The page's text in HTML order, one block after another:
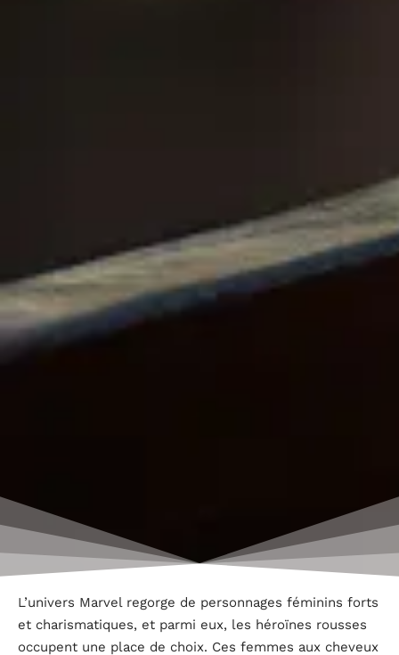
L’univers Marvel regorge de personnages féminins forts
et charismatiques, et parmi eux, les héroïnes rousses
occupent une place de choix. Ces femmes aux cheveux